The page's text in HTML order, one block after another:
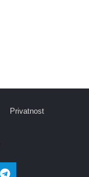
Privatnost